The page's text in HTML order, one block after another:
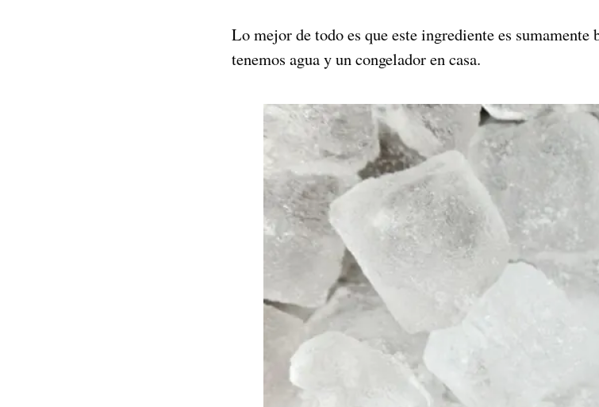
Lo mejor de todo es que este ingrediente es sumamente
tenemos agua y un congelador en casa.